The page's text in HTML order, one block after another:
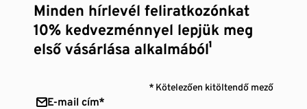
Minden hírlevél feliratkozónkat
10% kedvezménnyel lepjük meg
első vásárlása alkalmából¹
* Kötelezően kitöltendő mező
E-mail cím*